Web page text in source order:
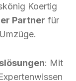
Koertig
Partner für
: Mit